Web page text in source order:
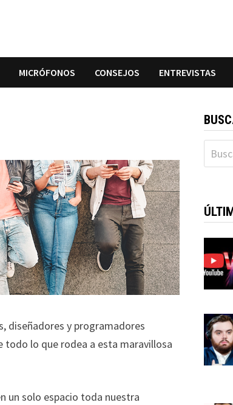
MICRÓFONOS CONSEJOS ENTREVISTAS
diseñadores y programadores
todo lo que rodea a esta maravillosa
un solo espacio toda nuestra
Buscar: